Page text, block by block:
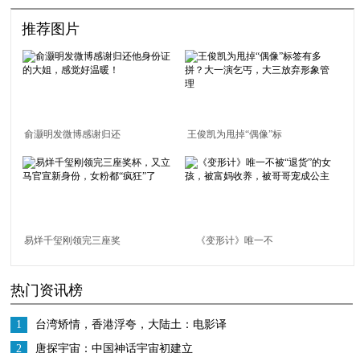
推荐图片
俞灏明发微博感谢归还
他身份证的大姐，感觉
好温暖！
王俊凯为甩掉“偶像”标
签有多拼？大一演乞
丐，大三放弃形象管理
易烊千玺刚领完三座奖
份，女粉都“疯狂”了
《变形计》唯一不
热门资讯榜
1
台湾矫情，香港浮夸，大陆土：电影译
名画风差异有多大？
2 唐探宇宙：中国神话宇宙初建立